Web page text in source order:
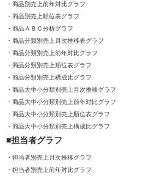
商品別売上前年対比グラフ
商品別売上順位表グラフ
商品ＡＢＣ分析グラフ
商品分類別売上月次推移表グラフ
商品分類別売上前年対比グラフ
商品分類別売上順位表グラフ
商品分類別売上構成比グラフ
商品大中小分類別売上月次推移グラフ
商品大中小分類別売上前年対比グラフ
商品大中小分類別売上順位表グラフ
商品大中小分類別売上構成比グラフ
担当者グラフ
担当者別売上月次推移グラフ
担当者別売上前年対比グラフ